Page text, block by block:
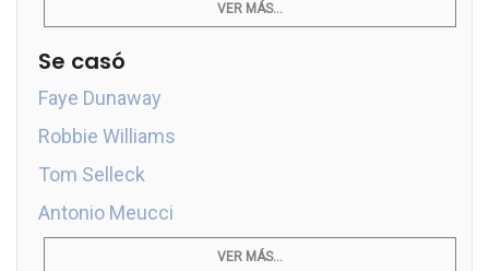
VER MÁS...
Se casó
Faye Dunaway
Robbie Williams
Tom Selleck
Antonio Meucci
VER MÁS...